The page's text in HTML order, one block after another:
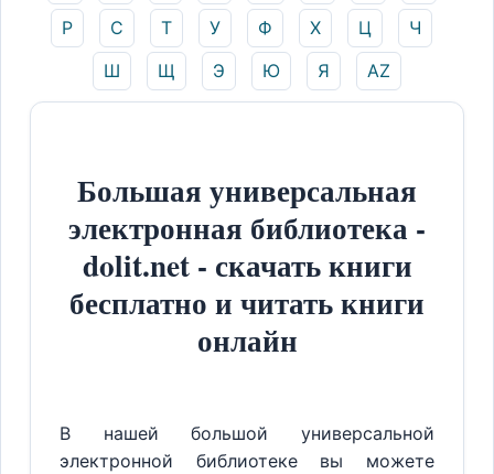
Р
С Т У Ф Х Ц
Ч
Ш
Щ Э Ю Я AZ
Большая универсальная
электронная библиотека -
dolit.net - скачать книги
бесплатно и читать книги
онлайн
В нашей большой универсальной
электронной библиотеке вы можете